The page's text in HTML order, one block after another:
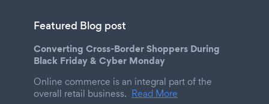
Featured Blog post
Converting Cross-Border Shoppers During
Black Friday & Cyber Monday
Online commerce is an integral part of the
overall retail business. Read More